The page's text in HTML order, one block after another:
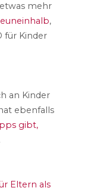
mehr
,
für Kinder
an Kinder
ebenfalls
gibt,
Eltern als